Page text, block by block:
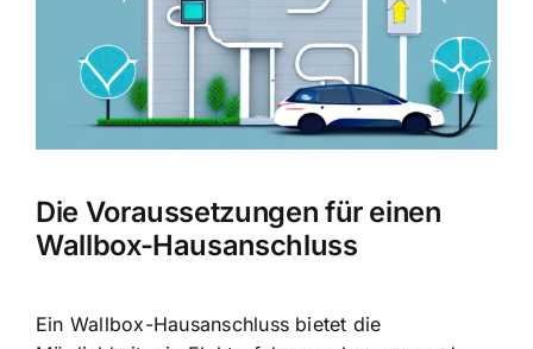
Die Voraussetzungen für einen
Wallbox-Hausanschluss
Ein Wallbox-Hausanschluss bietet die